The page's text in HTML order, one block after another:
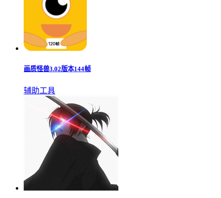
画质怪兽3.02版本144帧
辅助工具